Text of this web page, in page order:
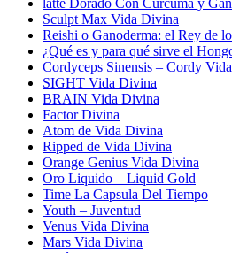
latte Dorado Con Curcuma y
Sculpt Max Vida Divina
Reishi o Ganoderma: el Rey de
¿Qué es y para qué sirve el
Cordyceps Sinensis – Cordy
SIGHT Vida Divina
BRAIN Vida Divina
Factor Divina
Atom de Vida Divina
Ripped de Vida Divina
Orange Genius Vida Divina
Oro Liquido – Liquid Gold
Time La Capsula Del Tiempo
Youth – Juventud
Venus Vida Divina
Mars Vida Divina